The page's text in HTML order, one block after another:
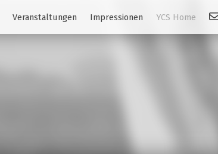
Veranstaltungen Impressionen YCS Home